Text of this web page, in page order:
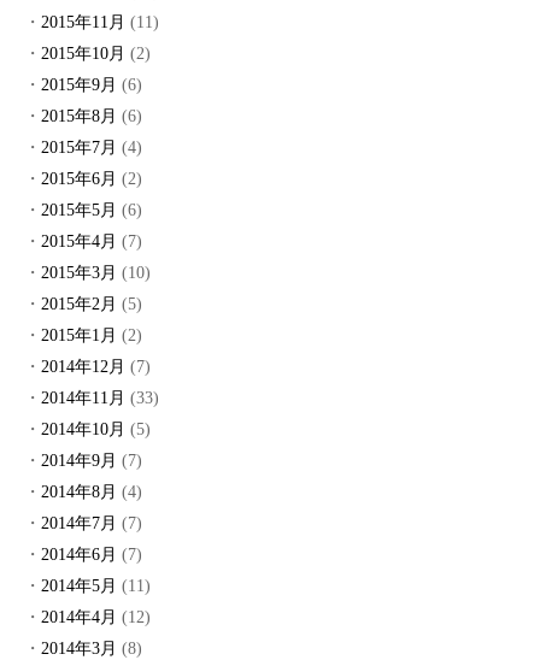
2015年11月 (11)
2015年10月 (2)
2015年9月 (6)
2015年8月 (6)
2015年7月 (4)
2015年6月 (2)
2015年5月 (6)
2015年4月 (7)
2015年3月 (10)
2015年2月 (5)
2015年1月 (2)
2014年12月 (7)
2014年11月 (33)
2014年10月 (5)
2014年9月 (7)
2014年8月 (4)
2014年7月 (7)
2014年6月 (7)
2014年5月 (11)
2014年4月 (12)
2014年3月 (8)